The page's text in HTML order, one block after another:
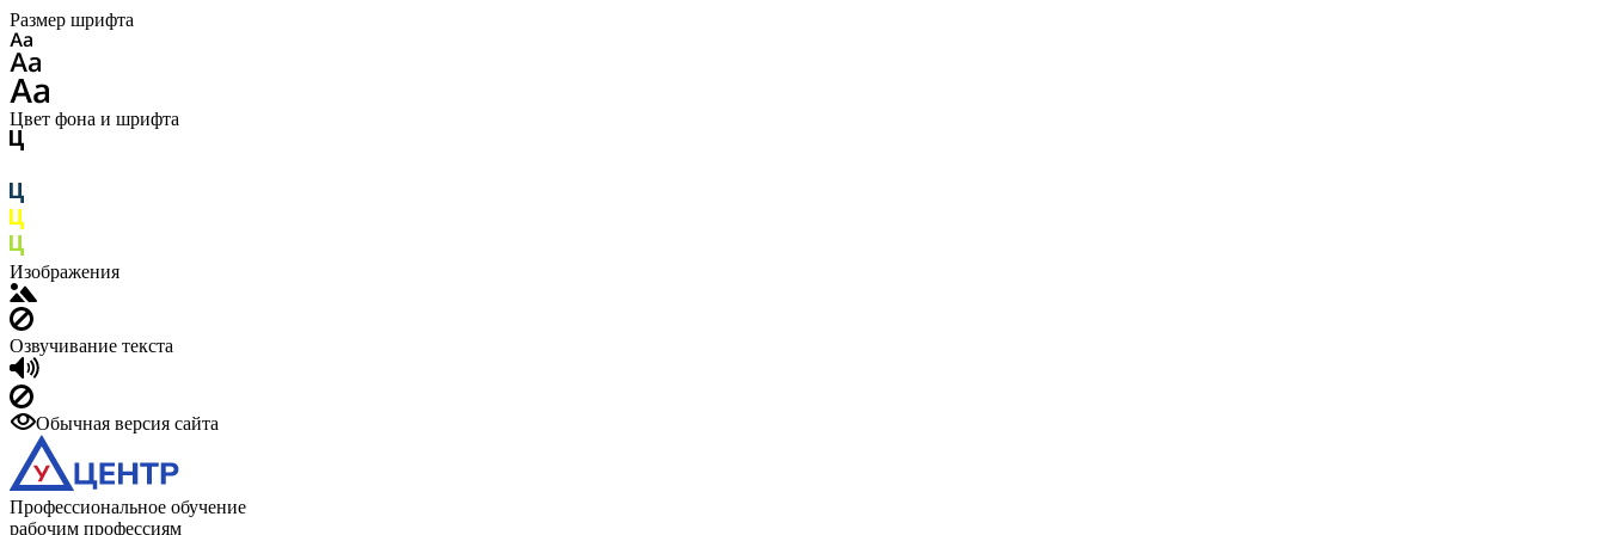
Размер шрифта
Цвет фона и шрифта
Изображения
Озвучивание текста
Обычная версия сайта
Профессиональное обучение
рабочим профессиям